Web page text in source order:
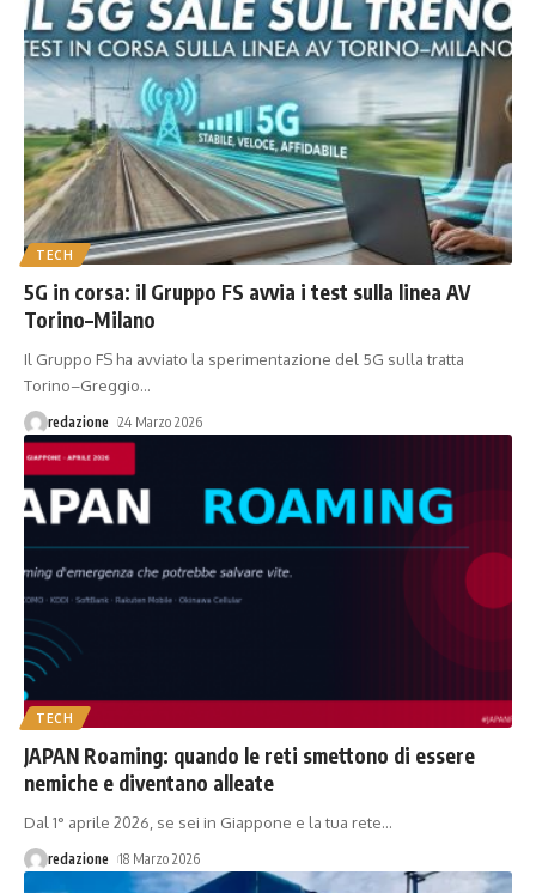
TECH
5G in corsa: il Gruppo FS avvia i test sulla linea AV
Torino–Milano
Il Gruppo FS ha avviato la sperimentazione del 5G sulla tratta
Torino–Greggio…
redazione 24 Marzo 2026
TECH
JAPAN Roaming: quando le reti smettono di essere
nemiche e diventano alleate
Dal 1° aprile 2026, se sei in Giappone e la tua rete…
redazione 18 Marzo 2026